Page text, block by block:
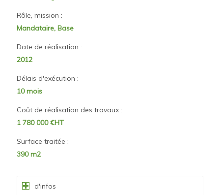
Rôle, mission :
Mandataire, Base
Date de réalisation :
2012
Délais d'exécution :
10 mois
Coût de réalisation des travaux :
1 780 000 €HT
Surface traitée :
390 m2
d'infos